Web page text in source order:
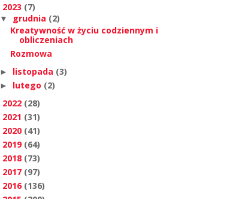
2023 (7)
▼ grudnia (2)
Kreatywność w życiu codziennym i
obliczeniach
Rozmowa
► listopada (3)
► lutego (2)
2022 (28)
2021 (31)
2020 (41)
2019 (64)
2018 (73)
2017 (97)
2016 (136)